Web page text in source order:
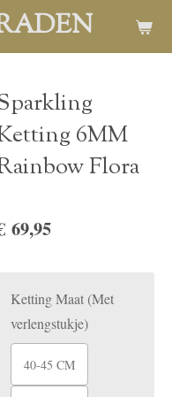
6MM
Flora
69,95
Ketting Maat (Met
verlengstukje)
40-45 CM